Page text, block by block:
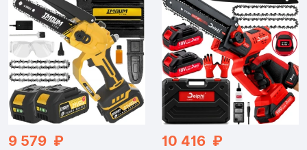
9 579 ₽ 10 416 ₽